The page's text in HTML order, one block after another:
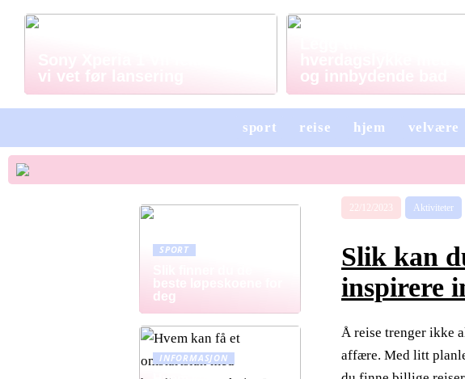
vi vet før lansering
og innbydende bad
sport reise hjem velvære
22/12/2023 Aktiviteter
Slik kan
inspirere
Å reise trenger ikke
affære. Med litt
SPORT
beste løpeskoene for
deg
INFORMASJON